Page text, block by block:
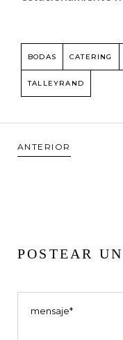
BODAS CATERING
TALLEYRAND
ANTERIOR
POSTEAR